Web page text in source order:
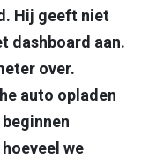
Hij geeft niet
dashboard aan.
over.
auto opladen
we